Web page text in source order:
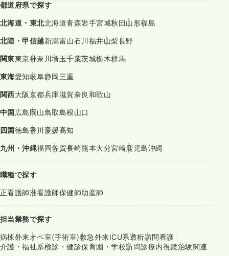
都道府県で探す
北海道・東北北海道青森岩手宮城秋田山形福島
北陸・甲信越新潟富山石川福井山梨長野
関東東京神奈川埼玉千葉茨城栃木群馬
東海愛知岐阜静岡三重
関西大阪京都兵庫滋賀奈良和歌山
中国広島岡山鳥取島根山口
四国徳島香川愛媛高知
九州・沖縄福岡佐賀長崎熊本大分宮崎鹿児島沖縄
職種で探す
正看護師准看護師保健師助産師
担当業務で探す
病棟外来オペ室(手術室)救急外来ICU系透析訪問看護
介護・福祉系検診・健診保育園・学校訪問診療内視鏡治験関連